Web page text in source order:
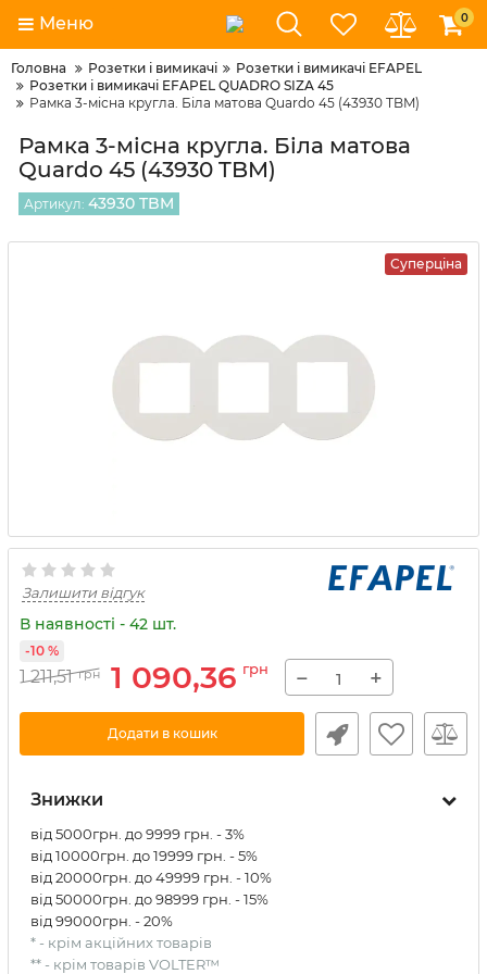
Меню 0
Головна Розетки і вимикачі
Розетки і вимикачі EFAPEL
Розетки і вимикачі EFAPEL QUADRO SIZA 45
Рамка 3-місна кругла. Біла матова Quardo 45 (43930 TBM)
Рамка 3-місна кругла. Біла матова
Quardo 45 (43930 TBM)
Артикул: 43930 TBM
Суперціна
Залишити відгук
В наявності - 42 шт.
1 211,51 грн 1 090,36 грн
-10 %
− +
Додати в кошик
Знижки
від 5000грн. до 9999 грн. - 3%
від 10000грн. до 19999 грн. - 5%
від 20000грн. до 49999 грн. - 10%
від 50000грн. до 98999 грн. - 15%
від 99000грн. - 20%
* - крім акційних товарів
** - крім товарів VOLTER™